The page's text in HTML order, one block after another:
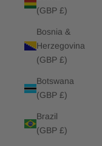
(GBP £)
Bosnia &
Herzegovina
(GBP £)
Botswana
(GBP £)
Brazil
(GBP £)